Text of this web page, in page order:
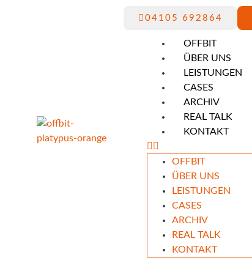
04105 692864
OFFBIT
ÜBER UNS
LEISTUNGEN
CASES
ARCHIV
REAL TALK
KONTAKT
OFFBIT
ÜBER UNS
LEISTUNGEN
CASES
ARCHIV
REAL TALK
KONTAKT